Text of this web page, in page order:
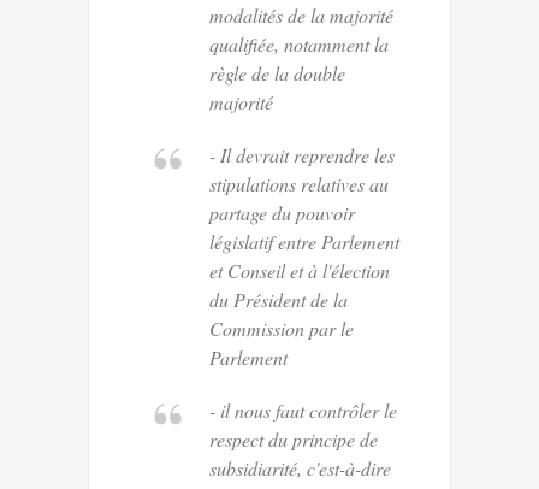
modalités de la majorité
qualifiée, notamment la
règle de la double
majorité
- Il devrait reprendre les
stipulations relatives au
partage du pouvoir
législatif entre Parlement
et Conseil et à l'élection
du Président de la
Commission par le
Parlement
- il nous faut contrôler le
respect du principe de
subsidiarité, c'est-à-dire